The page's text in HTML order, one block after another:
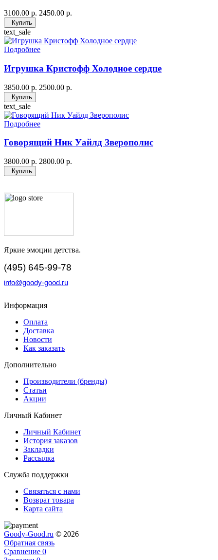
3100.00 р. 2450.00 р.
Купить
text_sale
Подробнее
Игрушка Кристофф Холодное сердце
3850.00 р. 2500.00 р.
Купить
text_sale
Подробнее
Говорящий Ник Уайлд Зверополис
3800.00 р. 2800.00 р.
Купить
Яркие эмоции детства.
(495) 645-99-78
info@goody-good.ru
Информация
Оплата
Доставка
Новости
Как заказать
Дополнительно
Производители (бренды)
Статьи
Акции
Личный Кабинет
Личный Кабинет
История заказов
Закладки
Рассылка
Служба поддержки
Связаться с нами
Возврат товара
Карта сайта
Goody-Good.ru © 2026
Обратная связь
Сравнение 0